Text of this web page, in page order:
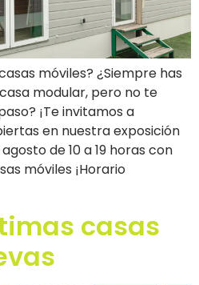
móviles? ¿Siempre has
modular, pero no te
¡Te invitamos a
en nuestra exposición
de 10 a 19 horas con
móviles ¡Horario
casas